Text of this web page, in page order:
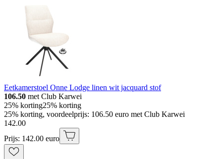
Eetkamerstoel Onne Lodge linen wit jacquard stof
106.50 met Club Karwei
25% korting25% korting
25% korting, voordeelprijs: 106.50 euro met Club Karwei
142.00
Prijs: 142.00 euro